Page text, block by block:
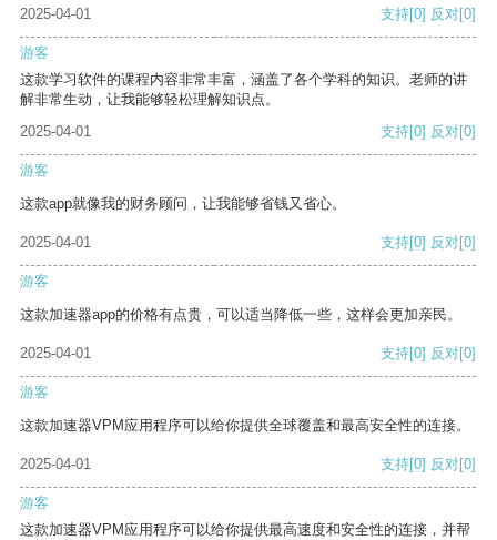
2025-04-01 支持[0] 反对[0]
游客
这款学习软件的课程内容非常丰富，涵盖了各个学科的知识。老师的讲
解非常生动，让我能够轻松理解知识点。
2025-04-01
支持[0] 反对[0]
游客
这款app就像我的财务顾问，让我能够省钱又省心。
2025-04-01 支持[0] 反对[0]
游客
这款加速器app的价格有点贵，可以适当降低一些，这样会更加亲民。
2025-04-01 支持[0] 反对[0]
游客
这款加速器VPM应用程序可以给你提供全球覆盖和最高安全性的连接。
2025-04-01 支持[0] 反对[0]
游客
这款加速器VPM应用程序可以给你提供最高速度和安全性的连接，并帮